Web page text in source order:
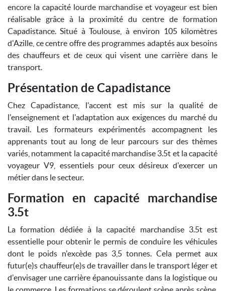
encore la capacité lourde marchandise et voyageur est bien
réalisable grâce à la proximité du centre de formation
Capadistance. Situé à Toulouse, à environ 105 kilomètres
d'Azille, ce centre offre des programmes adaptés aux besoins
des chauffeurs et de ceux qui visent une carrière dans le
transport.
Présentation de Capadistance
Chez Capadistance, l'accent est mis sur la qualité de
l'enseignement et l'adaptation aux exigences du marché du
travail. Les formateurs expérimentés accompagnent les
apprenants tout au long de leur parcours sur des thèmes
variés, notamment la capacité marchandise 3.5t et la capacité
voyageur V9, essentiels pour ceux désireux d'exercer un
métier dans le secteur.
Formation en capacité marchandise
3.5t
La formation dédiée à la capacité marchandise 3.5t est
essentielle pour obtenir le permis de conduire les véhicules
dont le poids n'excède pas 3,5 tonnes. Cela permet aux
futur(e)s chauffeur(e)s de travailler dans le transport léger et
d'envisager une carrière épanouissante dans la logistique ou